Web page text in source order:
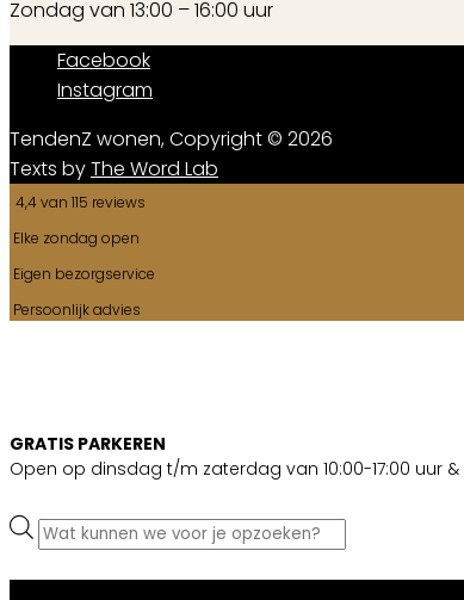
Zondag van 13:00 – 16:00 uur
Facebook
Instagram
TendenZ wonen, Copyright © 2026
Texts byThe Word Lab
4,4 van 115 reviews
Elke zondag open
Eigen bezorgservice
Persoonlijk advies
GRATIS PARKEREN
Open op dinsdag t/m zaterdag van 10:00-17:00 uur &
Producten
zoeken